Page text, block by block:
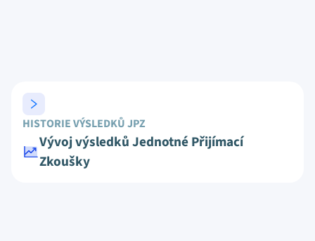
HISTORIE VÝSLEDKŮ JPZ
Vývoj výsledků Jednotné Přijímací
Zkoušky